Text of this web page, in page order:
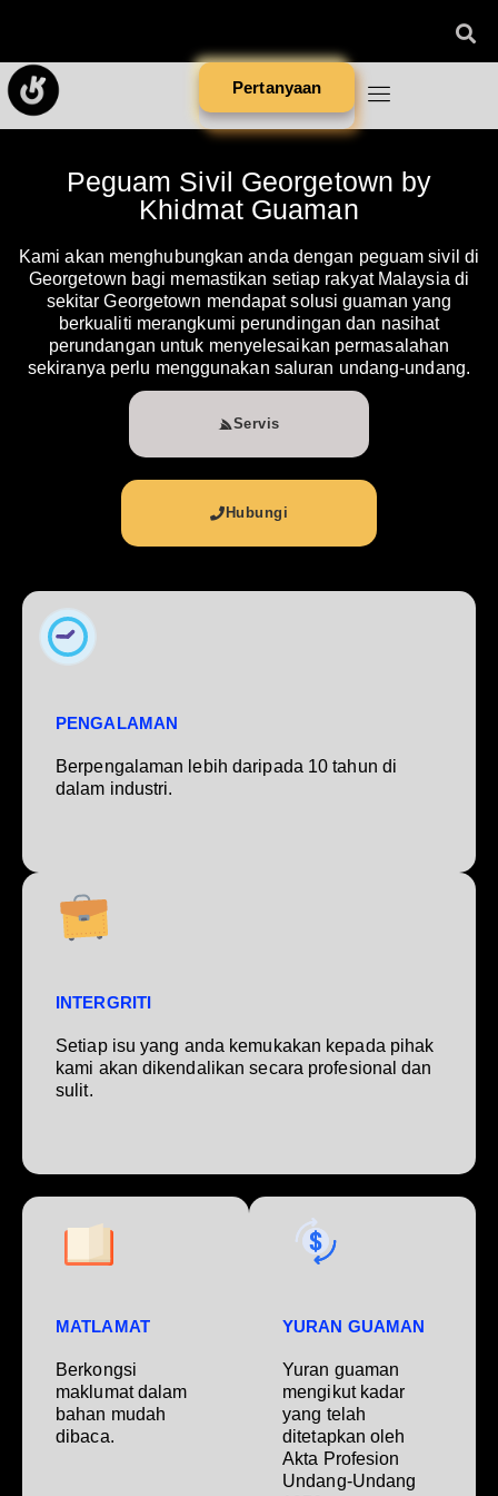
Pertanyaan
Peguam Sivil Georgetown by
Khidmat Guaman
Kami akan menghubungkan anda dengan peguam sivil di
Georgetown bagi memastikan setiap rakyat Malaysia di
sekitar Georgetown mendapat solusi guaman yang
berkualiti merangkumi perundingan dan nasihat
perundangan untuk menyelesaikan permasalahan
sekiranya perlu menggunakan saluran undang-undang.
Servis
Hubungi
PENGALAMAN
Berpengalaman lebih daripada 10 tahun di
dalam industri.
INTERGRITI
Setiap isu yang anda kemukakan kepada pihak
kami akan dikendalikan secara profesional dan
sulit.
MATLAMAT
Berkongsi
maklumat dalam
bahan mudah
dibaca.
YURAN GUAMAN
Yuran guaman
mengikut kadar
yang telah
ditetapkan oleh
Akta Profesion
Undang-Undang